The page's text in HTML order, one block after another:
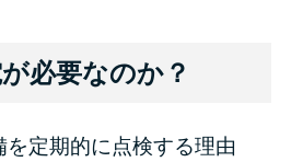
必要なのか？
定期的に点検する理由